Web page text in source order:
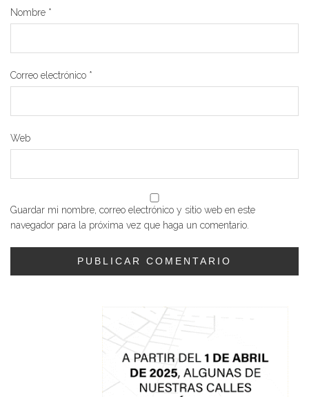
Nombre *
Correo electrónico *
Web
Guardar mi nombre, correo electrónico y sitio web en este
navegador para la próxima vez que haga un comentario.